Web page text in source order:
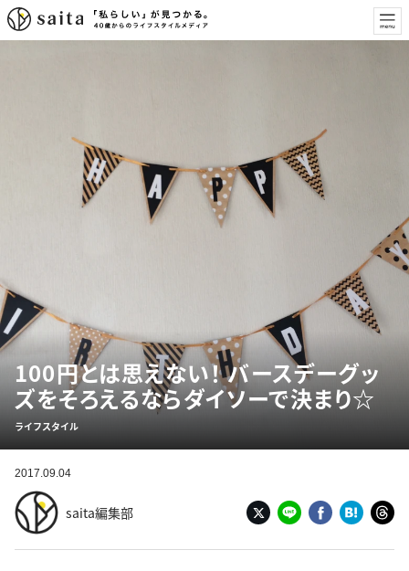
100円とは思えない！ バースデーグッ
ズをそろえるならダイソーで決まり☆
ライフスタイル
2017.09.04
saita編集部